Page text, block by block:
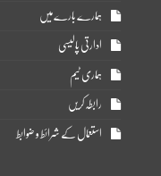
ہمارے بارے میں
ادارتی پالیسی
ہماری ٹیم
رابطہ کریں
استعمال کے شرائط و ضوابط